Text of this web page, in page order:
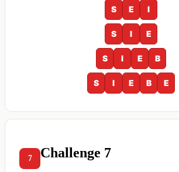
S E I
S I E
S I E B
S I E B E
7 Challenge 7